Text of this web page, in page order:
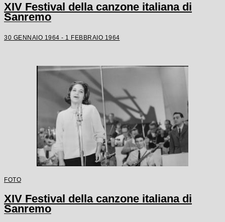
XIV Festival della canzone italiana di
Sanremo
30 GENNAIO 1964 - 1 FEBBRAIO 1964
FOTO
XIV Festival della canzone italiana di
Sanremo